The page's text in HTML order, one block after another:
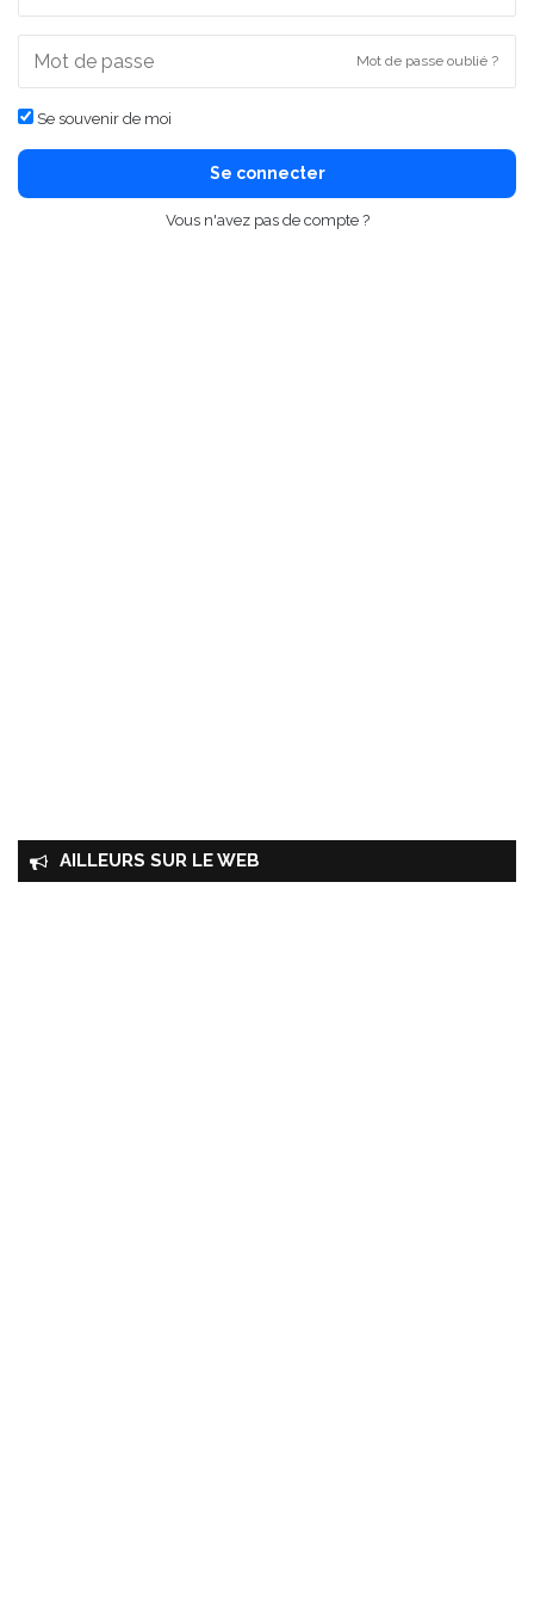
Mot de passe oublié ?
Se souvenir de moi
Se connecter
Vous n'avez pas de compte ?
AILLEURS SUR LE WEB